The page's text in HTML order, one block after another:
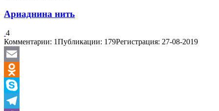
Ариаднина нить
4
Комментарии: 1Публикации: 179Регистрация: 27-08-2019
Email
Odnoklassniki
Skype